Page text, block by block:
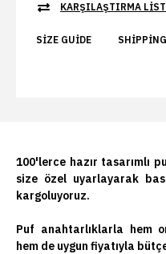
KARŞILAŞTIRMA
SIZE GUIDE SHIPPING
100'lerce hazır tasarımlı
size özel uyarlayarak
kargoluyoruz.
Puf anahtarlıklarla hem
hem de uygun fiyatıyla